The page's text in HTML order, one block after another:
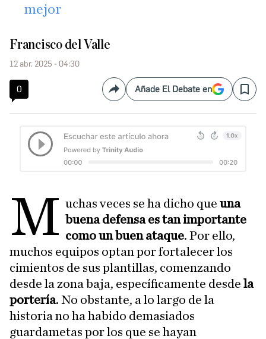
mejor​
Francisco del Valle
12 abr. 2025 - 04:30
0 CompartirAñade El Debate en Save
M uchas veces se ha dicho queuna
buena defensa es tan importante
como un buen ataque. Por ello,
muchos equipos optan por fortalecer los
cimientos de sus plantillas, comenzando
desde la zona baja, específicamente desde la
portería. No obstante, a lo largo de la
historia no ha habido demasiados
guardametas por los que se hayan